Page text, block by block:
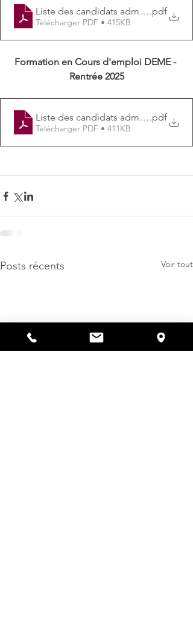
Liste des candidats admis - voie
.pdf
Télécharger PDF • 415KB
Formation en Cours d'emploi DEME -
Rentrée 2025
Liste des candidats admis - cours
.pdf
Télécharger PDF • 411KB
Posts récents Voir tout